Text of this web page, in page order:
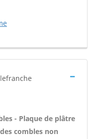
- Plaque de plâtre
combles non